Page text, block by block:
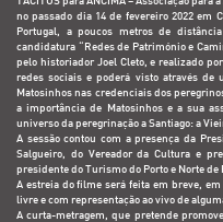
no passado dia 14 de fevereiro 2022 em
Portugal, a poucos metros de
candidatura “Redes de Património e
pelo historiador Joel Cleto, e realizado
redes sociais e poderá visto através de
Matosinhos nas credenciais dos
a importância de Matosinhos e a sua
universo da peregrinação a Santiago: a
A sessão contou com a presença da
Salgueiro, do Vereador da Cultura e
presidente do Turismo do Porto e Norte de
A estreia do filme será feita em breve,
livre e com representação ao vivo de
A curta-metragem, que pretende